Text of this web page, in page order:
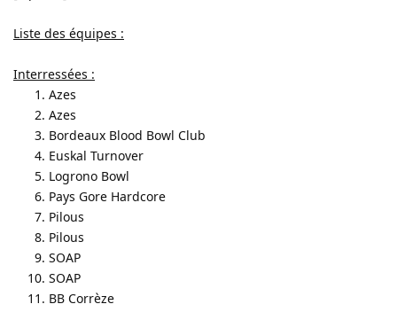
Liste des équipes :
Interressées :
Azes
Azes
Bordeaux Blood Bowl Club
Euskal Turnover
Logrono Bowl
Pays Gore Hardcore
Pilous
Pilous
SOAP
SOAP
BB Corrèze